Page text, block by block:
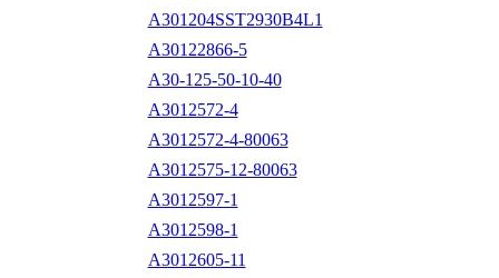
A301204SST2930B4L1
A30122866-5
A30-125-50-10-40
A3012572-4
A3012572-4-80063
A3012575-12-80063
A3012597-1
A3012598-1
A3012605-11